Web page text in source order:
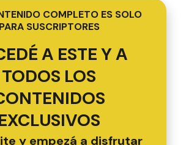
COMPLETO ES SOLO
PARA SUSCRIPTORES
A ESTE Y A
TODOS LOS
y empezá a disfrutar